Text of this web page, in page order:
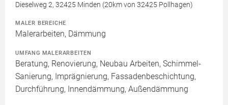
Dieselweg 2, 32425 Minden (20km von 32425 Pollhagen)
MALER BEREICHE
Malerarbeiten, Dämmung
UMFANG MALERARBEITEN
Beratung, Renovierung, Neubau Arbeiten, Schimmel-
Sanierung, Imprägnierung, Fassadenbeschichtung,
Durchführung, Innendämmung, Außendämmung